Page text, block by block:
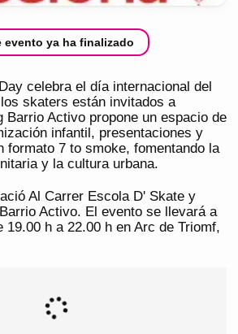
evento ya ha finalizado
celebra el día internacional del
skaters están invitados a
Barrio Activo propone un espacio de
infantil, presentaciones y
formato 7 to smoke, fomentando la
y la cultura urbana.
Al Carrer Escola D' Skate y
Activo. El evento se llevará a
19.00 h a 22.00 h en Arc de Triomf,